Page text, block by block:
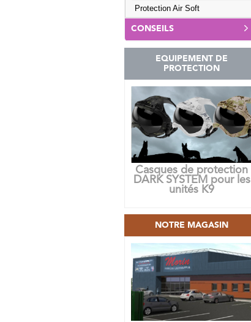
Protection Air Soft
CONSEILS
EQUIPEMENT DE
PROTECTION
Casques de protection
DARK SYSTEM pour les
unités K9
NOTRE MAGASIN